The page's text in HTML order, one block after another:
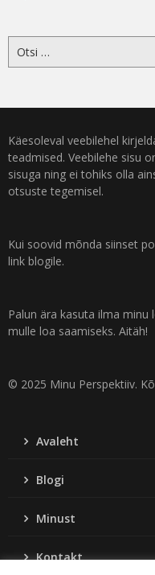
Käesoleval veebilehel
teadmised. Veebilehe sisu
sisuga ning ei tohiks olla
otsuste tegemisel.
Kui soovid mõnda siinset
link blogile.
Palun ära kasuta ilma minu
mulle loa saamiseks. Aitäh!
© 2025 Minu Perspektiiv.
Avaleht
Blogi
Minust
Kontakt